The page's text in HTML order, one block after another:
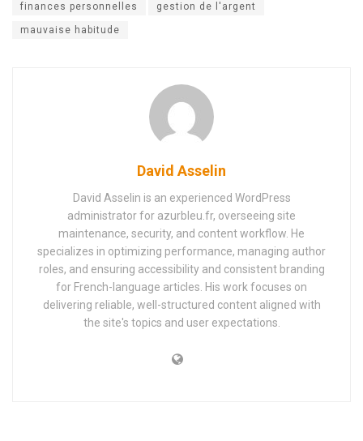
finances personnelles gestion de l'argent
mauvaise habitude
David Asselin
David Asselin is an experienced WordPress
administrator for azurbleu.fr, overseeing site
maintenance, security, and content workflow. He
specializes in optimizing performance, managing author
roles, and ensuring accessibility and consistent branding
for French-language articles. His work focuses on
delivering reliable, well-structured content aligned with
the site's topics and user expectations.